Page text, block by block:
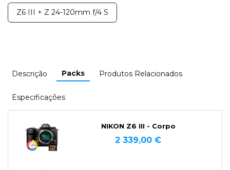
Z6 III + Z 24-120mm f/4 S
Descrição Packs Produtos Relacionados
Especificações
NIKON Z6 III - Corpo
2 339,00 €